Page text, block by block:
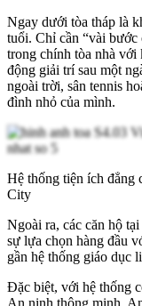
Ngay dưới tòa tháp là
tuổi. Chỉ cần “vài bước
trong chính tòa nhà với
động giải trí sau một
ngoài trời, sân tennis
đình nhỏ của mình.
Hệ thống tiện ích đẳng
City
Ngoài ra, các căn hộ
sự lựa chọn hàng đầu
gần hệ thống giáo dục
Đặc biệt, với hệ thống
An ninh thông minh,